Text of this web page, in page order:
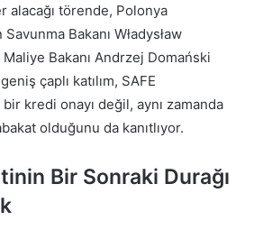
alacağı törende, Polonya
Bakanı Władysław
Bakanı Andrzej Domański
çaplı katılım, SAFE
kredi onayı değil, aynı zamanda
olduğunu da kanıtlıyor.
Bir Sonraki Durağı